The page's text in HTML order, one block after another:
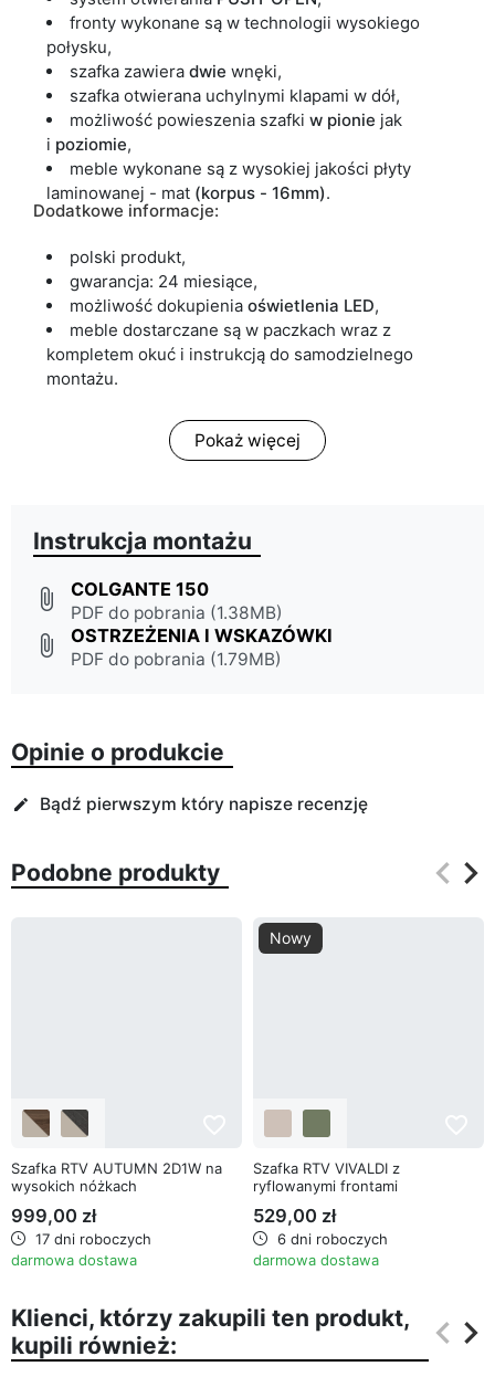
fronty wykonane są w technologii wysokiego
połysku,
szafka zawiera dwie wnęki,
szafka otwierana uchylnymi klapami w dół,
możliwość powieszenia szafki w pionie jak
i poziomie,
meble wykonane są z wysokiej jakości płyty
laminowanej - mat (korpus - 16mm).
Dodatkowe informacje:
polski produkt,
gwarancja: 24 miesiące,
możliwość dokupienia oświetlenia LED,
meble dostarczane są w paczkach wraz z
kompletem okuć i instrukcją do samodzielnego
montażu.
Pokaż więcej
Instrukcja montażu
attach_file COLGANTE 150
PDF do pobrania (1.38MB)
attach_file OSTRZEŻENIA I WSKAZÓWKI
PDF do pobrania (1.79MB)
Opinie o produkcie
edit Bądź pierwszym który napisze recenzję
Podobne produkty keyboard_arrow_left
keyboard_arrow_right
Szafka RTV AUTUMN 2D1W na
wysokich nóżkach
999,00 zł
17 dni roboczych
darmowa dostawa
Nowy
Szafka RTV VIVALDI z
ryflowanymi frontami
529,00 zł
6 dni roboczych
darmowa dostawa
Klienci, którzy zakupili ten produkt,
kupili również:
keyboard_arrow_left
keyboard_arrow_right